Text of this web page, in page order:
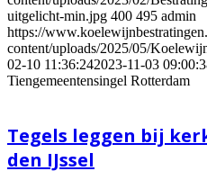
uitgelicht-min.jpg 400 495 admin
https://
content/uploads/2025/05/
02-10 11:36:242023-11-03
Tiengemeentensingel Rotterdam
Tegels leggen bij
den IJssel